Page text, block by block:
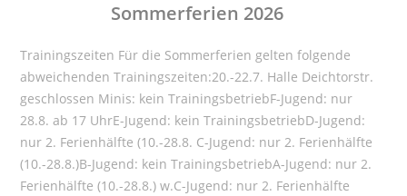
Sommerferien 2026
Trainingszeiten Für die Sommerferien gelten folgende
abweichenden Trainingszeiten:20.-22.7. Halle Deichtorstr.
geschlossen Minis: kein TrainingsbetriebF-Jugend: nur
28.8. ab 17 UhrE-Jugend: kein TrainingsbetriebD-Jugend:
nur 2. Ferienhälfte (10.-28.8. C-Jugend: nur 2. Ferienhälfte
(10.-28.8.)B-Jugend: kein TrainingsbetriebA-Jugend: nur 2.
Ferienhälfte (10.-28.8.) w.C-Jugend: nur 2. Ferienhälfte